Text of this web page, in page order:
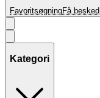
FavoritsøgningFå besked
Kategori